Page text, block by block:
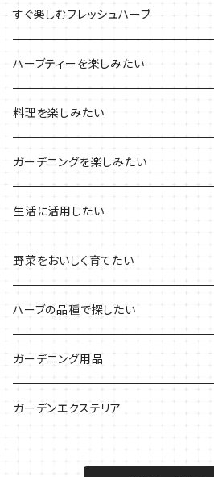
ブリキプランターの栽培キット
木製プランターの栽培キット
プラ製プランターの栽培キット
その他のプランターの栽培キット
おすすめの寄せ植え
2022年のお正月
2022年の母の日
2021年の敬老の日
2021年のハロウィン
2021年のクリスマス
すぐ楽しむフレッシュハーブ
ハーブミックス
ハーブブーケ
フレッシュハーブ
ハーブティーを楽しみたい
ハーブティーの定番ハーブ
リラックスしたい時に
シャキッとしたい時に
デトックスに
気分で香りを楽しみたい
料理を楽しみたい
料理の定番ハーブ
イタリア料理に
魚料理に
BBQ・肉料理に
サラダに使いたい
秋植えで料理に
ガーデニングを楽しみたい
花を楽しみたい
カラーリーフ
ハーブガーデンづくりに
夏のハーブガーデンに
生活に活用したい
パーティーハーブ
インスタ映えハーブ
虫よけに使いたい
ハーブバスに
野菜をおいしく育てたい
トマトのコンパニオン
ジャガイモのコンパニオン
葉物野菜のコンパニオン
ハーブの品種で探したい
ミント・ハーブ苗
バジル・ハーブ苗
ガーデニング用品
その他
ガーデンエクステリア